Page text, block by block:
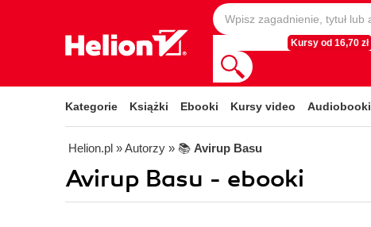
Kursy od 16,70 zł
Kategorie Książki Ebooki Kursy video Audiobooki
Helion.pl » Autorzy » 📚 Avirup Basu
Avirup Basu - ebooki